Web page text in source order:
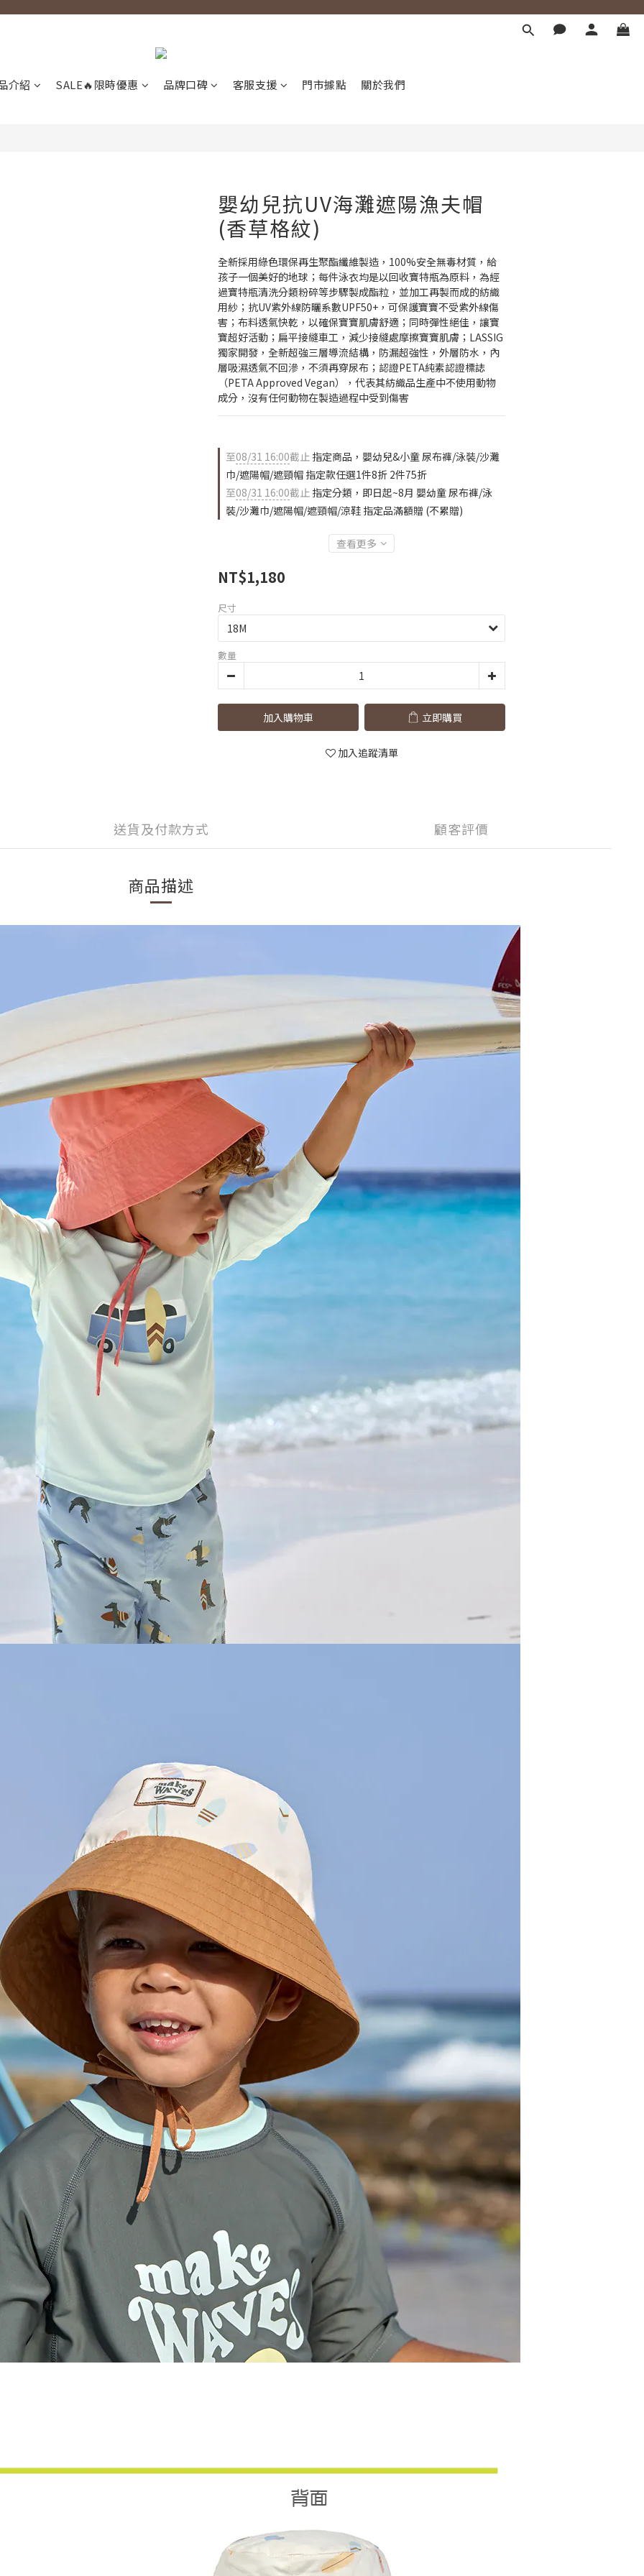
介紹 SALE🔥限時優惠 品牌口碑 客服支援 門市據點 關於我們
嬰幼兒抗UV海灘遮陽漁夫帽
(香草格紋)
全新採用綠色環保再生聚酯纖維製造，100%安全無毒材質，給
孩子一個美好的地球；每件泳衣均是以回收寶特瓶為原料，為經
過寶特瓶清洗分類粉碎等步驟製成酯粒，並加工再製而成的紡織
用紗；抗UV紫外線防曬系數UPF50+，可保護寶寶不受紫外線傷
害；布料透氣快乾，以確保寶寶肌膚舒適；同時彈性絕佳，讓寶
寶超好活動；扁平接縫車工，減少接縫處摩擦寶寶肌膚；LASSIG
獨家開發，全新超強三層導流結構，防漏超強性，外層防水，內
層吸濕透氣不回滲，不須再穿尿布；認證PETA純素認證標誌
（PETA Approved Vegan），代表其紡織品生產中不使用動物
成分，沒有任何動物在製造過程中受到傷害
至08/31 16:00截止 指定商品，嬰幼兒&小童 尿布褲/泳裝/沙灘
巾/遮陽帽/遮頸帽 指定款任選1件8折 2件75折
至08/31 16:00截止 指定分類，即日起~8月 嬰幼童 尿布褲/泳
裝/沙灘巾/遮陽帽/遮頸帽/涼鞋 指定品滿額贈 (不累贈)
查看更多
NT$1,180
尺寸
數量
加入購物車 立即購買
加入追蹤清單
送貨及付款方式 顧客評價
商品描述
立即購買